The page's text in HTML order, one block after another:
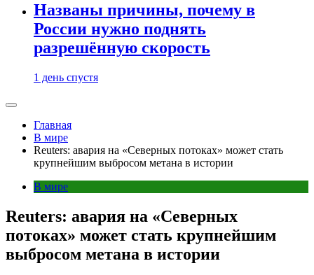
Названы причины, почему в
России нужно поднять
разрешённую скорость
1 день спустя
Главная
В мире
Reuters: авария на «Северных потоках» может стать
крупнейшим выбросом метана в истории
В мире
Reuters: авария на «Северных
потоках» может стать крупнейшим
выбросом метана в истории